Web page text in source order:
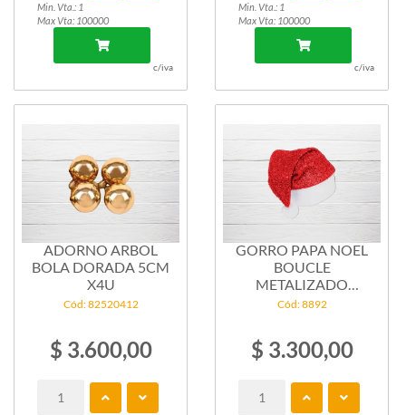
Min. Vta.: 1
Max Vta: 100000
c/iva
Min. Vta.: 1
Max Vta: 100000
c/iva
ADORNO ARBOL
BOLA DORADA 5CM
X4U
Cód: 82520412
$ 3.600,00
GORRO PAPA NOEL
BOUCLE
METALIZADO
C/PELUCHE X1
Cód: 8892
$ 3.300,00